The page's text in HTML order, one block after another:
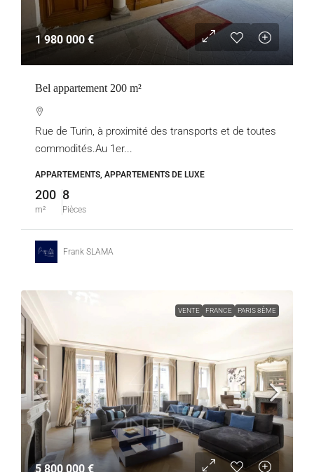
1 980 000 €
Bel appartement 200 m²
Rue de Turin, à proximité des transports et de toutes
commodités.Au 1er...
APPARTEMENTS, APPARTEMENTS DE LUXE
200
m²
8
Pièces
Frank SLAMA
VENTE FRANCE PARIS 8ÈME
5 800 000 €